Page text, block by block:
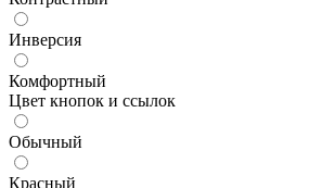
Инверсия
Комфортный
Цвет кнопок и ссылок
Обычный
Красный